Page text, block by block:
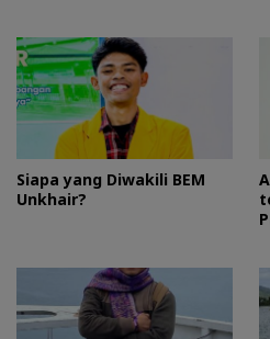
Siapa yang Diwakili BEM
Unkhair?